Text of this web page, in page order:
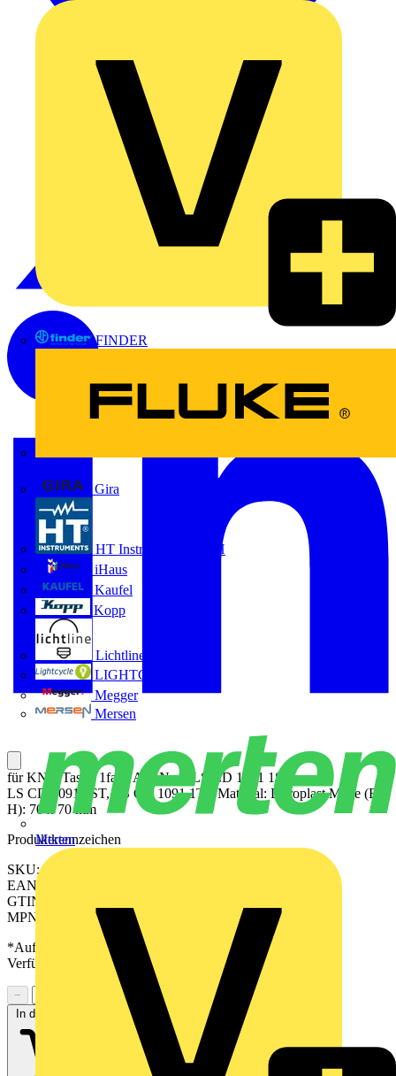
FINDER
Gira
HT Instruments GmbH
iHaus
Kaufel
Kopp
Lichtline
LIGHTCYCLE
Megger
Mersen
Merten
für KNX Taster 1fach Art.-Nrn.: LS CD 1071 1ST,
LS CD 1091 1ST, LS CD 1091 1TE Material: Duroplast Maße (B x
H): 70 x 70 mm
Produktkennzeichen
SKU: LS101PSW
EAN: 4011377181588
GTIN: 4011377181588
MPN: LS 101 P SW
*Auf Anfrage verfügbar - bitte in den Warenkorb legen, um
Verfügbarkeit zu prüfen
−
In den Warenkorb